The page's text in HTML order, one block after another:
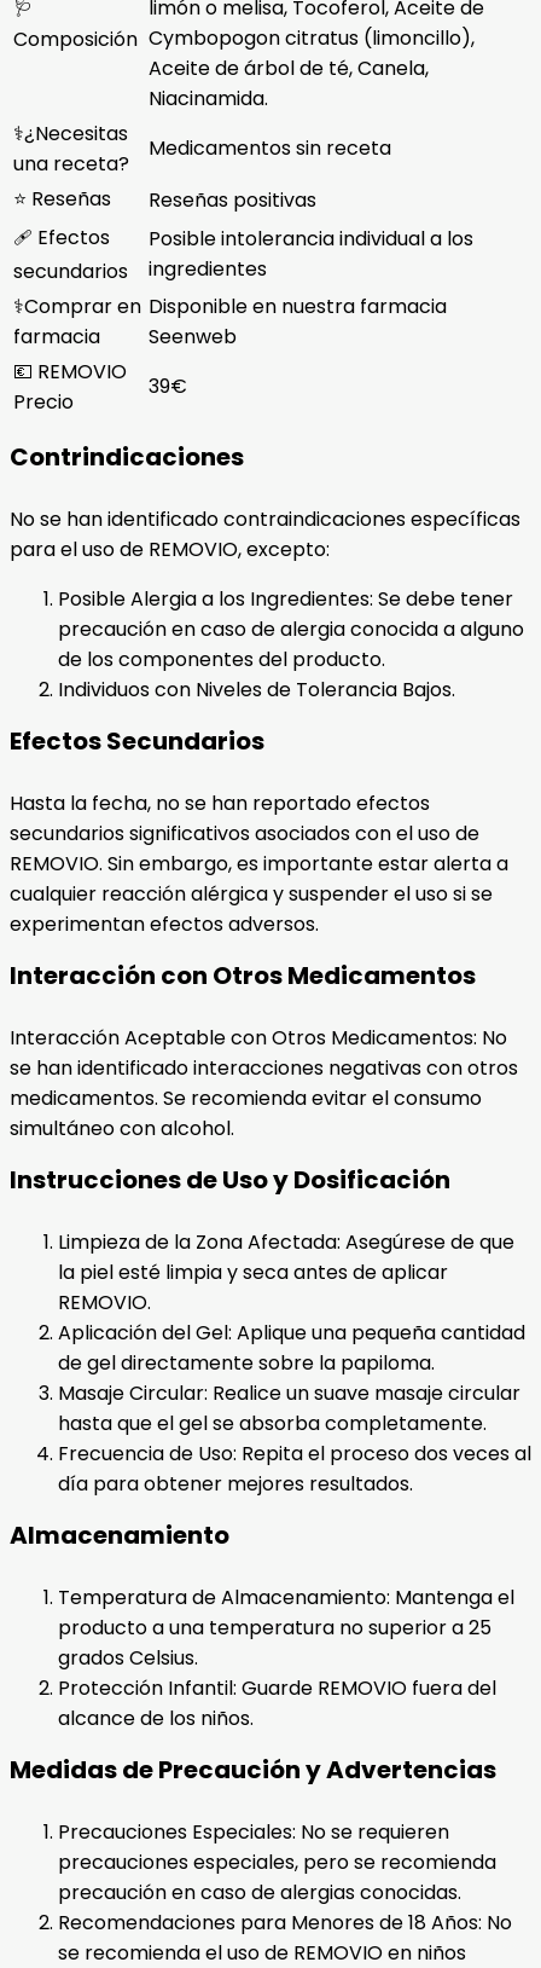
Composición
limón o melisa, Tocoferol, Aceite de
Cymbopogon citratus (limoncillo),
Aceite de árbol de té, Canela,
Niacinamida.
⚕️¿Necesitas
una receta?
Medicamentos sin receta
⭐ Reseñas
Reseñas positivas
🩹 Efectos
secundarios
Posible intolerancia individual a los
ingredientes
⚕️Comprar en
farmacia
Disponible en nuestra farmacia
Seenweb
💶 REMOVIO
Precio
39€
Contrindicaciones
No se han identificado contraindicaciones específicas
para el uso de REMOVIO, excepto:
Posible Alergia a los Ingredientes: Se debe tener
precaución en caso de alergia conocida a alguno
de los componentes del producto.
Individuos con Niveles de Tolerancia Bajos.
Efectos Secundarios
Hasta la fecha, no se han reportado efectos
secundarios significativos asociados con el uso de
REMOVIO. Sin embargo, es importante estar alerta a
cualquier reacción alérgica y suspender el uso si se
experimentan efectos adversos.
Interacción con Otros Medicamentos
Interacción Aceptable con Otros Medicamentos: No
se han identificado interacciones negativas con otros
medicamentos. Se recomienda evitar el consumo
simultáneo con alcohol.
Instrucciones de Uso y Dosificación
Limpieza de la Zona Afectada: Asegúrese de que
la piel esté limpia y seca antes de aplicar
REMOVIO.
Aplicación del Gel: Aplique una pequeña cantidad
de gel directamente sobre la papiloma.
Masaje Circular: Realice un suave masaje circular
hasta que el gel se absorba completamente.
Frecuencia de Uso: Repita el proceso dos veces al
día para obtener mejores resultados.
Almacenamiento
Temperatura de Almacenamiento: Mantenga el
producto a una temperatura no superior a 25
grados Celsius.
Protección Infantil: Guarde REMOVIO fuera del
alcance de los niños.
Medidas de Precaución y Advertencias
Precauciones Especiales: No se requieren
precauciones especiales, pero se recomienda
precaución en caso de alergias conocidas.
Recomendaciones para Menores de 18 Años: No
se recomienda el uso de REMOVIO en niños